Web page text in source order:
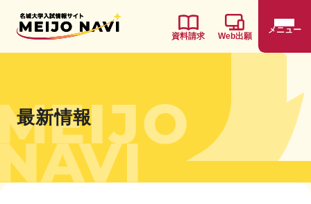
資料請求 Web出願
メニュー
最新情報